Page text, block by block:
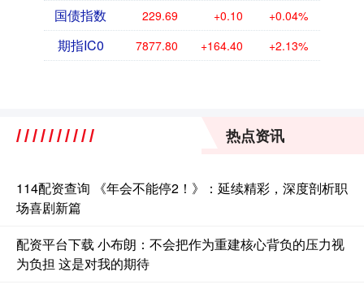
国债指数 229.69 +0.10 +0.04%
期指IC0 7877.80 +164.40 +2.13%
热点资讯
114配资查询 《年会不能停2！》：延续精彩，深度剖析职
场喜剧新篇
配资平台下载 小布朗：不会把作为重建核心背负的压力视
为负担 这是对我的期待